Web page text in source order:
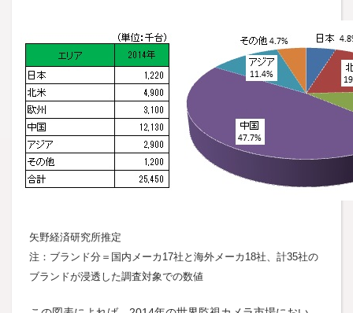
矢野経済研究所推定
注：ブランド分＝国内メーカ17社と海外メーカ18社、計35社の
ブランドが浸透した調査対象での数値